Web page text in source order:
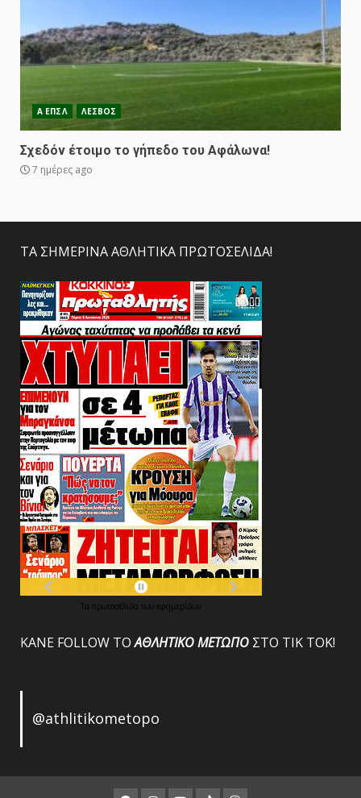
Α ΕΠΣΛ ΛΕΣΒΟΣ
Σχεδόν έτοιμο το γήπεδο του Αφάλωνα!
7 ημέρες ago
ΤΑ ΣΗΜΕΡΙΝΑ ΑΘΛΗΤΙΚΑ ΠΡΩΤΟΣΕΛΙΔΑ!
Τα πρωτοσέλιδα των εφημερίδων
ΚΑΝΕ FOLLOW ΤΟΑΘΛΗΤΙΚΟΜΕΤΩΠΟ ΣΤΟ ΤΙΚ ΤΟΚ!
@athlitikometopo